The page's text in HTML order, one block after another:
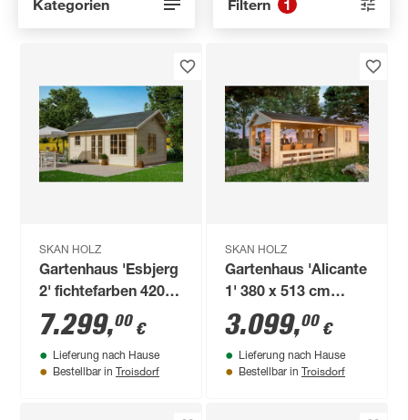
Kategorien Filtern 1
SKAN HOLZ
Gartenhaus 'Esbjerg
2' fichtefarben 420 x
560 cm
7.299,00 €
Lieferung nach Hause
Bestellbar in Troisdorf
SKAN HOLZ
Gartenhaus 'Alicante
1' 380 x 513 cm
fichtefarben
3.099,00 €
Lieferung nach Hause
Bestellbar in Troisdorf